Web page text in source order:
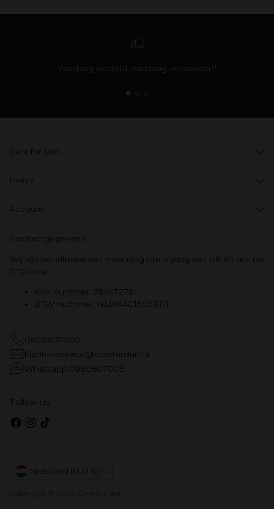
Vandaag besteld, vandaag verzonden*
Care for Skin
Policy
Account
Contactgegevens
Wij zijn bereikbaar van maandag t/m vrijdag van 08.30 uur tot
17.00 uur
KvK nummer: 78447275
BTW nummer: NL861401505B01
0850607005
klantenservice@careforskin.nl
Whatsapp:0850607005
Follow us
Munteenheid Nederland (EUR €)